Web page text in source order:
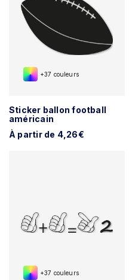
+37 couleurs
Sticker ballon football
américain
À partir de 4,26€
+37 couleurs